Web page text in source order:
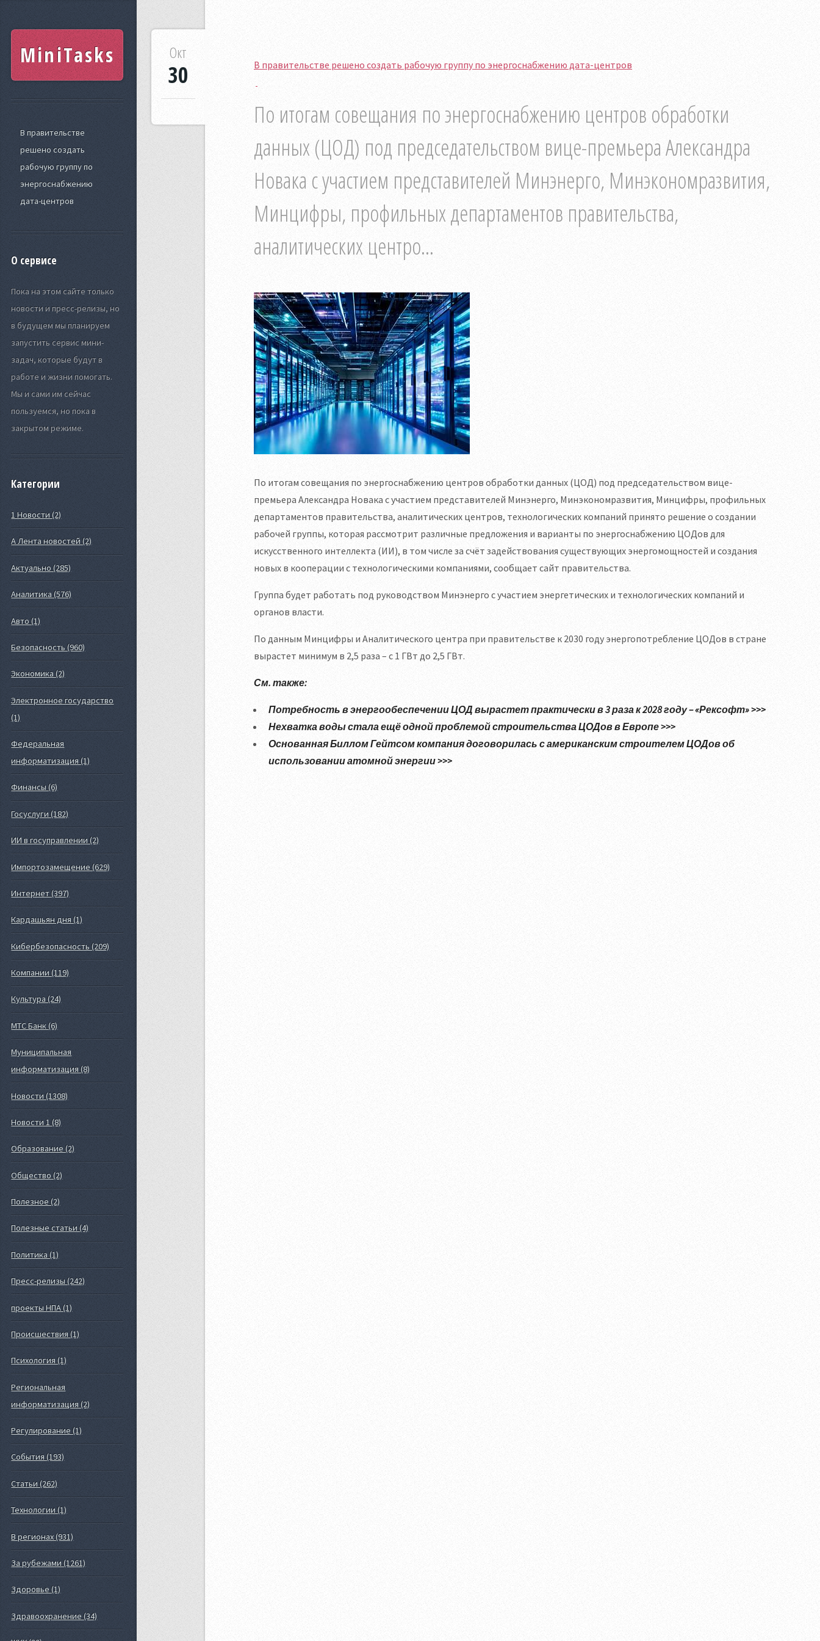
MiniTasks
В правительстве
решено создать
рабочую группу по
энергоснабжению
дата-центров
О сервисе
Пока на этом сайте только
новости и пресс-релизы, но
в будущем мы планируем
запустить сервис мини-
задач, которые будут в
работе и жизни помогать.
Мы и сами им сейчас
пользуемся, но пока в
закрытом режиме.
Категории
1 Новости (2)
А Лента новостей (2)
Актуально (285)
Аналитика (576)
Авто (1)
Безопасность (960)
Экономика (2)
Электронное государство
(1)
Федеральная
информатизация (1)
Финансы (6)
Госуслуги (182)
ИИ в госуправлении (2)
Импортозамещение (629)
Интернет (397)
Кардашьян дня (1)
Кибербезопасность (209)
Компании (119)
Культура (24)
МТС Банк (6)
Муниципальная
информатизация (8)
Новости (1308)
Новости 1 (8)
Образование (2)
Общество (2)
Полезное (2)
Полезные статьи (4)
Политика (1)
Пресс-релизы (242)
проекты НПА (1)
Происшествия (1)
Психология (1)
Региональная
информатизация (2)
Регулирование (1)
События (193)
Статьи (262)
Технологии (1)
В регионах (931)
За рубежами (1261)
Здоровье (1)
Здравоохранение (34)
В правительстве решено создать рабочую группу по энергоснабжению дата-центров
По итогам совещания по энергоснабжению центров обработки
данных (ЦОД) под председательством вице-премьера Александра
Новака с участием представителей Минэнерго, Минэкономразвития,
Минцифры, профильных департаментов правительства,
аналитических центро...
Окт
30
По итогам совещания по энергоснабжению центров обработки данных (ЦОД) под председательством вице-
премьера Александра Новака с участием представителей Минэнерго, Минэкономразвития, Минцифры, профильных
департаментов правительства, аналитических центров, технологических компаний принято решение о создании
рабочей группы, которая рассмотрит различные предложения и варианты по энергоснабжению ЦОДов для
искусственного интеллекта (ИИ), в том числе за счёт задействования существующих энергомощностей и создания
новых в кооперации с технологическими компаниями, сообщает сайт правительства.
Группа будет работать под руководством Минэнерго с участием энергетических и технологических компаний и
органов власти.
По данным Минцифры и Аналитического центра при правительстве к 2030 году энергопотребление ЦОДов в стране
вырастет минимум в 2,5 раза – с 1 ГВт до 2,5 ГВт.
См. также:
Потребность в энергообеспечении ЦОД вырастет практически в 3 раза к 2028 году – «Рексофт» >>>
Нехватка воды стала ещё одной проблемой строительства ЦОДов в Европе >>>
Основанная Биллом Гейтсом компания договорилась с американским строителем ЦОДов об
использовании атомной энергии >>>